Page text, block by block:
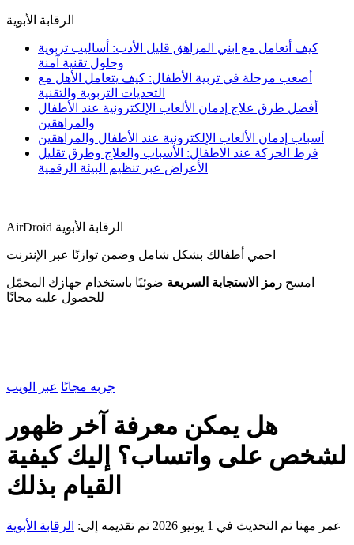
الرقابة الأبوية
كيف أتعامل مع ابني المراهق قليل الأدب: أساليب تربوية
وحلول تقنية آمنة
أصعب مرحلة في تربية الأطفال: كيف يتعامل الأهل مع
التحديات التربوية والتقنية
أفضل طرق علاج إدمان الألعاب الإلكترونية عند الأطفال
والمراهقين
أسباب إدمان الألعاب الإلكترونية عند الأطفال والمراهقين
فرط الحركة عند الاطفال: الأسباب والعلاج وطرق تقليل
الأعراض عبر تنظيم البيئة الرقمية
AirDroid الرقابة الأبوية
احمي أطفالك بشكل شامل وضمن توازنًا عبر الإنترنت
امسح رمز الاستجابة السريعة ضوئيًا باستخدام جهازك المحمّل
للحصول عليه مجانًا
جربه مجانًا عبر الويب
هل يمكن معرفة آخر ظهور
لشخص على واتساب؟ إليك كيفية
القيام بذلك
عمر مهنا تم التحديث في 1 يونيو 2026 تم تقديمه إلى: الرقابة الأبوية